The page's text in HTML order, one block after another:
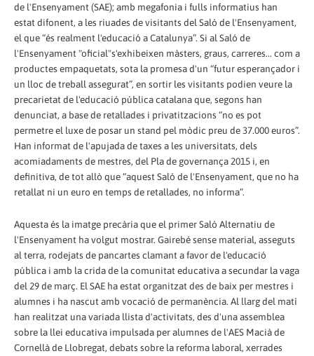
de l'Ensenyament (SAE); amb megafonia i fulls informatius han
estat difonent, a les riuades de visitants del Saló de l'Ensenyament,
el que “és realment l'educació a Catalunya”. Si al Saló de
l'Ensenyament "oficial"s'exhibeixen màsters, graus, carreres... com a
productes empaquetats, sota la promesa d'un “futur esperançador i
un lloc de treball assegurat”, en sortir les visitants podien veure la
precarietat de l'educació pública catalana que, segons han
denunciat, a base de retallades i privatitzacions “no es pot
permetre el luxe de posar un stand pel mòdic preu de 37.000 euros”.
Han informat de l'apujada de taxes a les universitats, dels
acomiadaments de mestres, del Pla de governança 2015 i, en
definitiva, de tot allò que “aquest Saló de l'Ensenyament, que no ha
retallat ni un euro en temps de retallades, no informa”.
Aquesta és la imatge precària que el primer Saló Alternatiu de
l'Ensenyament ha volgut mostrar. Gairebé sense material, asseguts
al terra, rodejats de pancartes clamant a favor de l'educació
pública i amb la crida de la comunitat educativa a secundar la vaga
del 29 de març. El SAE ha estat organitzat des de baix per mestres i
alumnes i ha nascut amb vocació de permanència. Al llarg del matí
han realitzat una variada llista d'activitats, des d'una assemblea
sobre la llei educativa impulsada per alumnes de l'AES Macià de
Cornellà de Llobregat, debats sobre la reforma laboral, xerrades